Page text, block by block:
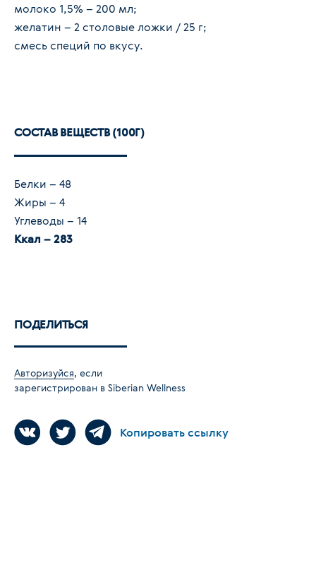
молоко 1,5% – 200 мл;
желатин – 2 столовые ложки / 25 г;
смесь специй по вкусу.
СОСТАВ ВЕЩЕСТВ (100Г)
Белки – 48
Жиры – 4
Углеводы – 14
Ккал – 283
ПОДЕЛИТЬСЯ
Авторизуйся, если
зарегистрирован в Siberian Wellness
Копировать ссылку